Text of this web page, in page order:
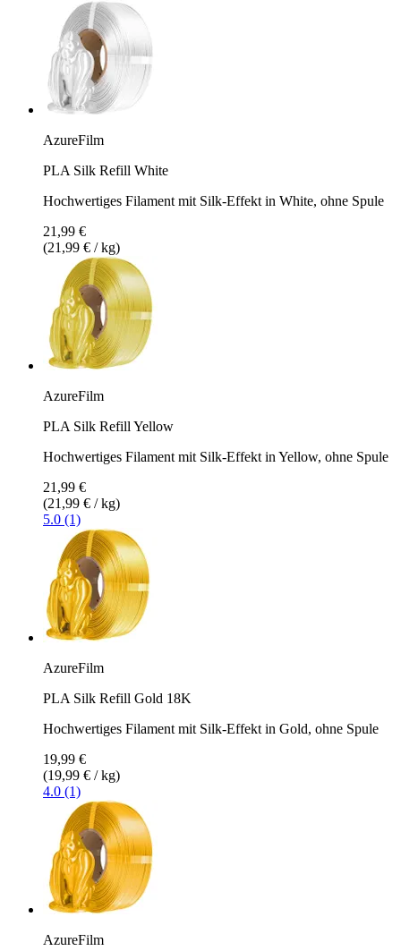
AzureFilm
PLA Silk Refill White
Hochwertiges Filament mit Silk-Effekt in White, ohne Spule
21,99 €
(21,99 € / kg)
AzureFilm
PLA Silk Refill Yellow
Hochwertiges Filament mit Silk-Effekt in Yellow, ohne Spule
21,99 €
(21,99 € / kg)
5.0 (1)
AzureFilm
PLA Silk Refill Gold 18K
Hochwertiges Filament mit Silk-Effekt in Gold, ohne Spule
19,99 €
(19,99 € / kg)
4.0 (1)
AzureFilm